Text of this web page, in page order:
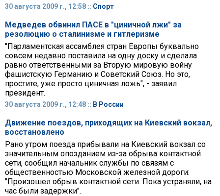
30 августа 2009 г., 12:58 :: Спорт
Медведев обвинил ПАСЕ в "циничной лжи" за
резолюцию о сталинизме и гитлеризме
"Парламентская ассамблея стран Европы буквально
совсем недавно поставила на одну доску и сделала
равно ответственными за Вторую мировую войну
фашистскую Германию и Советский Союз. Но это,
простите, уже просто циничная ложь", - заявил
президент.
30 августа 2009 г., 12:48 :: В России
Движение поездов, приходящих на Киевский вокзал,
восстановлено
Рано утром поезда прибывали на Киевский вокзал со
значительным опозданием из-за обрыва контактной
сети, сообщил начальник службы по связям с
общественностью Московской железной дороги:
"Произошел обрыв контактной сети. Пока устраняли, на
час были задержки".